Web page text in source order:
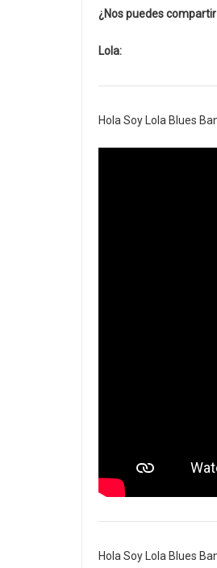
¿Nos puedes
Lola:
Hola Soy Lola Blues
Hola Soy Lola Blues